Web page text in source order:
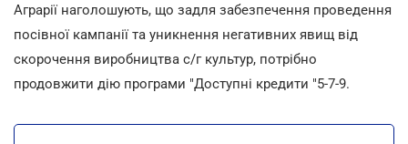
Аграрії наголошують, що задля забезпечення проведення
посівної кампанії та уникнення негативних явищ від
скорочення виробництва с/г культур, потрібно
продовжити дію програми "Доступні кредити "5-7-9.